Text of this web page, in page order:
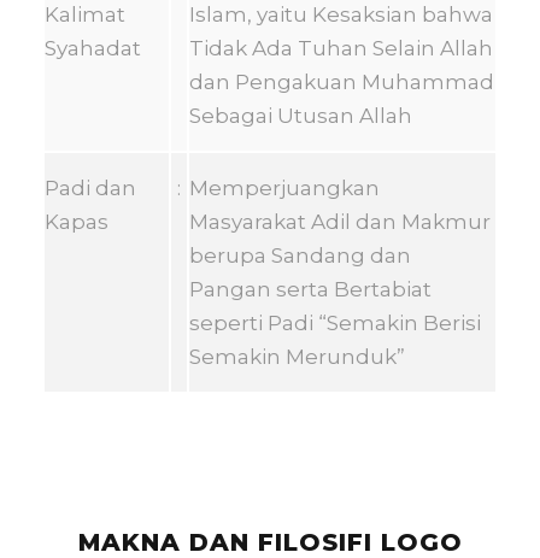
Kalimat
Syahadat
Islam, yaitu Kesaksian bahwa
Tidak Ada Tuhan Selain Allah
dan Pengakuan Muhammad
Sebagai Utusan Allah
Padi dan
Kapas
: Memperjuangkan
Masyarakat Adil dan Makmur
berupa Sandang dan
Pangan serta Bertabiat
seperti Padi “Semakin Berisi
Semakin Merunduk”
MAKNA DAN FILOSIFI LOGO